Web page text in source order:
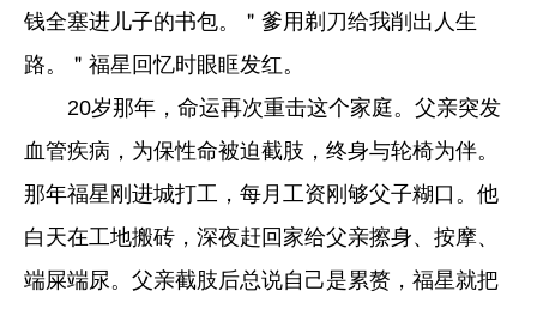
钱全塞进儿子的书包。＂爹用剃刀给我削出人生
路。＂福星回忆时眼眶发红。
20岁那年，命运再次重击这个家庭。父亲突发
血管疾病，为保性命被迫截肢，终身与轮椅为伴。
那年福星刚进城打工，每月工资刚够父子糊口。他
白天在工地搬砖，深夜赶回家给父亲擦身、按摩、
端屎端尿。父亲截肢后总说自己是累赘，福星就把